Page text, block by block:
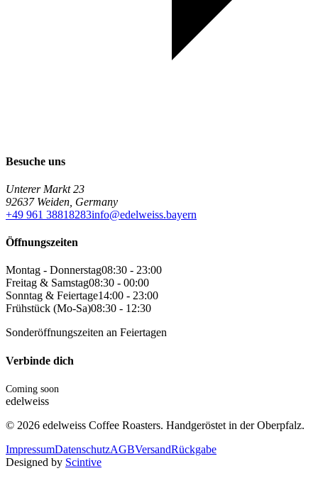
Besuche uns
Unterer Markt 23
92637 Weiden, Germany
+49 961 38818283info@edelweiss.bayern
Öffnungszeiten
Montag - Donnerstag08:30 - 23:00
Freitag & Samstag08:30 - 00:00
Sonntag & Feiertage14:00 - 23:00
Frühstück (Mo-Sa)08:30 - 12:30
Sonderöffnungszeiten an Feiertagen
Verbinde dich
Coming soon
edelweiss
© 2026 edelweiss Coffee Roasters. Handgeröstet in der Oberpfalz.
ImpressumDatenschutzAGBVersandRückgabe
Designed by Scintive